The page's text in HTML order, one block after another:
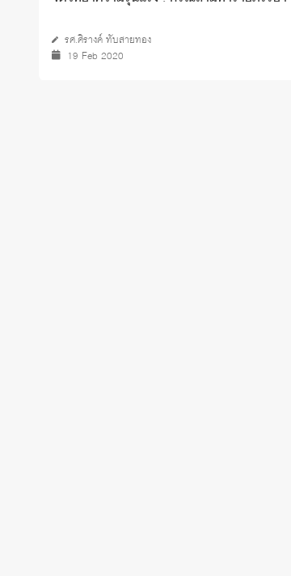
รศ.ศิรางค์ ทับสายทอง
19 Feb 2020